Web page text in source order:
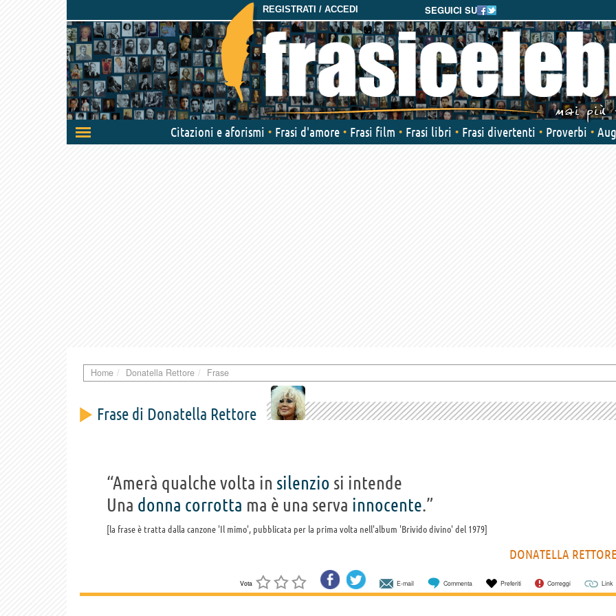
SEGUICI SU
REGISTRATI / ACCEDI
Attiva/disattiva
navigazione
Citazioni e aforismi Frasi d'amore Frasi film Frasi libri Frasi divertenti Proverbi
Home Donatella Rettore Frase
Frase di Donatella Rettore
“Amerà qualche volta in silenzio si intende
Una donna corrotta ma è una serva innocente.”
la frase è tratta dalla canzone 'Il mimo', pubblicata per la prima volta nell'album 'Brivido divino' del 1979
DONATELLA
Vota E-mail Commenta Preferiti Correggi Link